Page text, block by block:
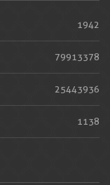
1942
79913378
25443936
1138